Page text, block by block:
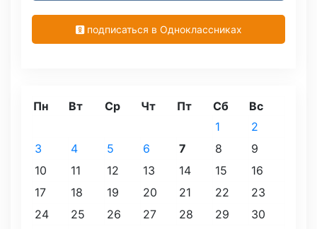
подписаться в Одноклассниках
Пн Вт Ср Чт Пт Сб
Вс
1
2
3
4 5 6 7 8
9
10
11 12 13 14 15
16
17
18 19 20 21 22
23
24
25 26 27 28 29 30